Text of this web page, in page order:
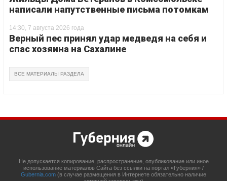
написали напутственные письма потомкам
14:30, 7 августа 2026 года
Верный пес принял удар медведя на себя и
спас хозяина на Сахалине
ВСЕ МАТЕРИАЛЫ РАЗДЕЛА
Не допускается копирование, распространение, опубликование или иное
использование материалов Сайта без ссылки на портал «Губерния» /
Gubernia.com (в случае размещения в Интернете обязательно наличие